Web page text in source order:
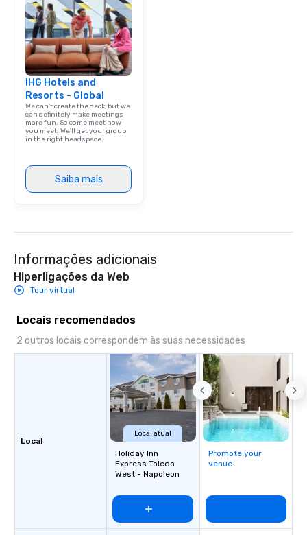
IHG Hotels and
Resorts - Global
We can't create the deck, but we
can definitely make meetings
more fun. So come meet how
you meet. We'll get your group
in the right headspace.
Saiba mais
Informações adicionais
Hiperligações da Web
Tour virtual
Locais recomendados
2 outros locais correspondem às suas necessidades
Local
Local atual
Holiday Inn
Express Toledo
West - Napoleon
Promote your
venue